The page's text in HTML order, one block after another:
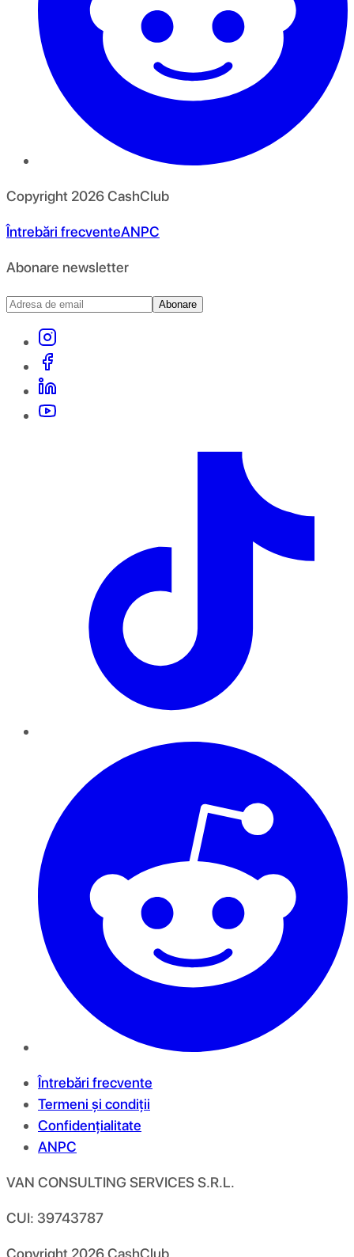
Copyright 2026CashClub
Întrebări frecventeANPC
Abonare newsletter
Abonare
Întrebări frecvente
Termeni și condiții
Confidențialitate
ANPC
VAN CONSULTING SERVICES S.R.L.
CUI: 39743787
Copyright 2026CashClub